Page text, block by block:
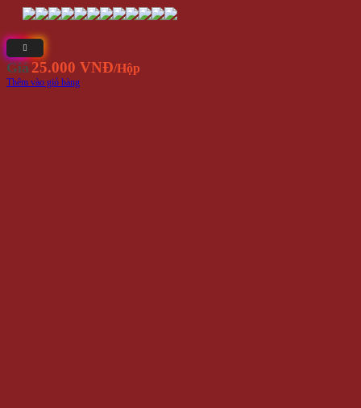
Giá25.000 VNĐ/Hộp
Thêm vào giỏ hàng